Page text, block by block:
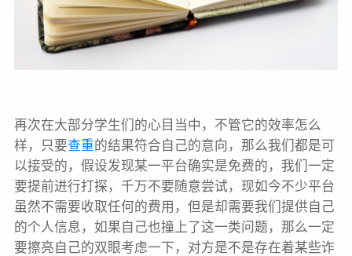
再次在大部分学生们的心目当中，不管它的效率怎么
样，只要查重的结果符合自己的意向，那么我们都是可
以接受的，假设发现某一平台确实是免费的，我们一定
要提前进行打探，千万不要随意尝试，现如今不少平台
虽然不需要收取任何的费用，但是却需要我们提供自己
的个人信息，如果自己也撞上了这一类问题，那么一定
要擦亮自己的双眼考虑一下，对方是不是存在着某些诈